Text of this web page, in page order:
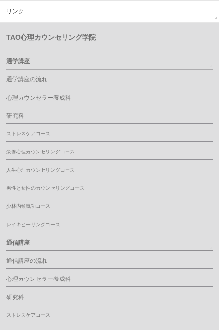
リンク
TAO心理カウンセリング学院
通学講座
通学講座の流れ
心理カウンセラー養成科
研究科
ストレスケアコース
栄養心理カウンセリングコース
人生心理カウンセリングコース
男性と女性のカウンセリングコース
少林内頸気功コース
レイキヒーリングコース
通信講座
通信講座の流れ
心理カウンセラー養成科
研究科
ストレスケアコース